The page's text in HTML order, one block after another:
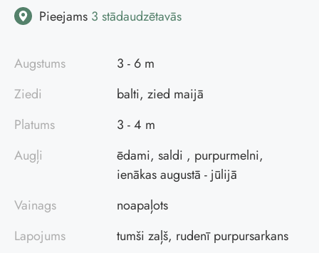
Pieejams 3 stādaudzētavās
Augstums
3 - 6 m
Ziedi
balti, zied maijā
Platums
3 - 4 m
Augļi
ēdami, saldi , purpurmelni,
ienākas augustā - jūlijā
Vainags
noapaļots
Lapojums
tumši zaļš, rudenī purpursarkans